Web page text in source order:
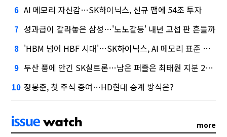
6 AI 메모리 자신감…SK하이닉스, 신규 팹에 54조 투자
7 성과급이 갈라놓은 삼성…'노노갈등' 내년 교섭 판 흔들까
8 'HBM 넘어 HBF 시대'…SK하이닉스, AI 메모리 표준 선점 나섰다
9 두산 품에 안긴 SK실트론…남은 퍼즐은 최태원 지분 29.4%
10 정몽준, 첫 주식 증여…HD현대 승계 방식은?
more